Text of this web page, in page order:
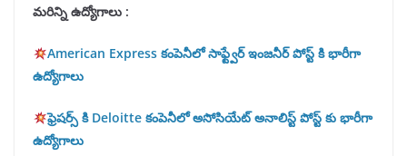
మరిన్ని ఉద్యోగాలు :
American Express కంపెనీలో సాఫ్ట్వేర్ ఇంజనీర్ పోస్ట్ కి భారీగా
ఉద్యోగాలు
ఫ్రెషర్స్ కి Deloitte కంపెనీలో అసోసియేట్ అనాలిస్ట్ పోస్ట్ కు భారీగా
ఉద్యోగాలు